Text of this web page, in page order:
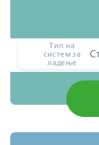
Тип на
систем за
ладење